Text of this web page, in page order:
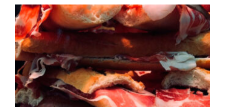
Grasa del jamón ibérico y su importancia